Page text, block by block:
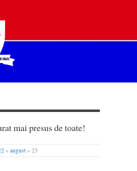
mai presus de toate!
» august » 23